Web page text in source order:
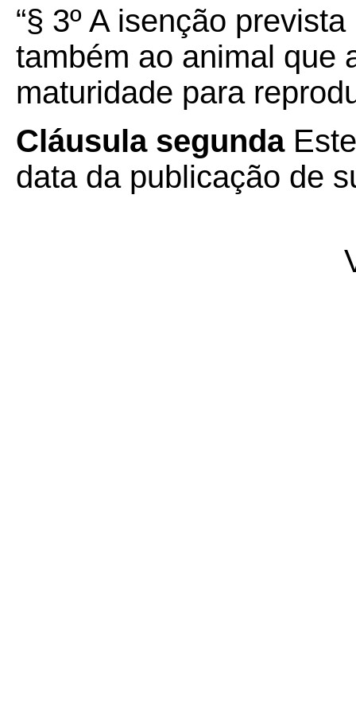
“§ 3º A isenção
também ao animal que
maturidade para
Cláusula segunda
data da publicação de